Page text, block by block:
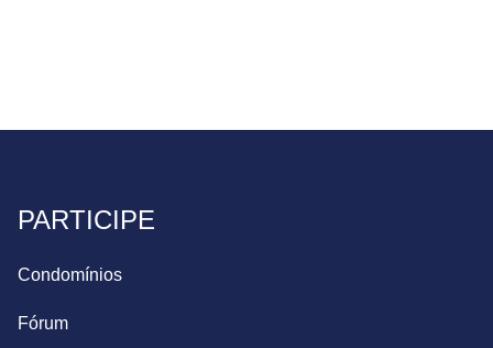
PARTICIPE
Condomínios
Fórum